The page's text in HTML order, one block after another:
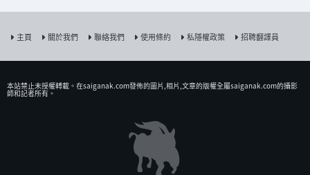
主頁 關於我們 聯絡我們 使用條約 私隱權政策 招聘翻譯員
本站禁止未授權𨍭載。在saiganak.com發佈的圖片,相片,文章的版權全屬saiganak.com的攝影
師和記者所有。